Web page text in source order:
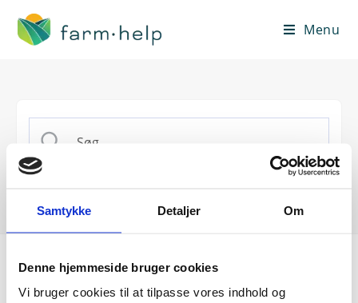
Samtykke Detaljer Om
Denne hjemmeside bruger cookies
Vi bruger cookies til at tilpasse vores indhold og
Menu
Guides Hjælpecenter